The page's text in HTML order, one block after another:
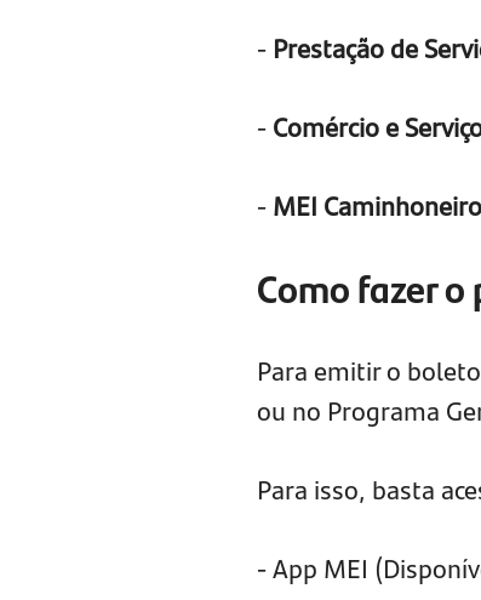
- Prestação de
-Comércio e
-MEI
Como fazer
Para emitir o
ou no Programa
Para isso, basta
- App MEI